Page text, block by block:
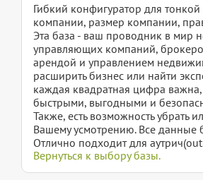
Гибкий конфигуратор для
компании, размер компании,
Эта база - ваш проводник в мир
управляющих компаний,
арендой и управлением
расширить бизнес или найти
каждая квадратная цифра
быстрыми, выгодными и
Также, есть возможность убрать
Вашему усмотрению. Все данные
Отлично подходит для
Вернуться к выбору базы.